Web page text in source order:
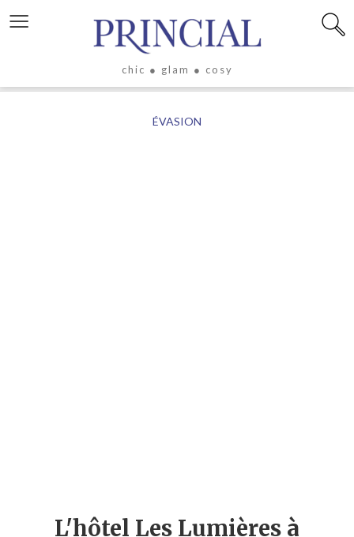
≡
chic ● glam ● cosy
LIFESTYLEÉVASION
L'hôtel Les Lumières à